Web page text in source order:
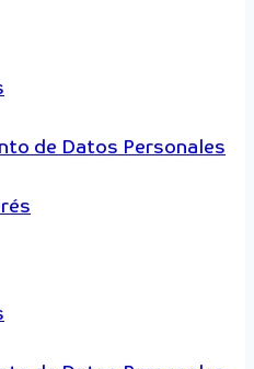
de Datos Personales